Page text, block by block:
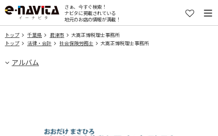
さぁ、今すぐ検索！
ナビタに掲載されている
地元のお店の情報が満載！
トップ 千葉県 君津市
大嵩正博税理士事務所
トップ
法律・会計 社会保険労務士 大嵩正博税理士事務所
アルバム